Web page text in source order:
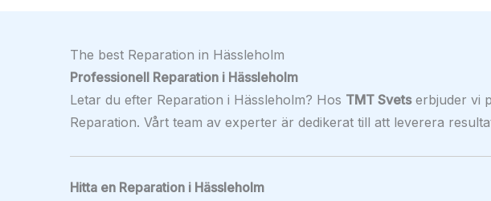
The best Reparation in Hässleholm
Professionell Reparation i Hässleholm
Letar du efter Reparation i Hässleholm? Hos TMT Svetserbjuder vi
Reparation. Vårt team av experter är dedikerat till att leverera
Hitta en Reparation i Hässleholm